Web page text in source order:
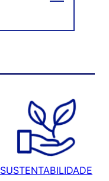
SUSTENTABILIDADE